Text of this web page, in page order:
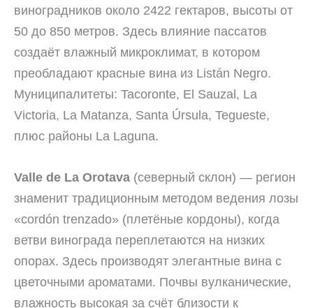
виноградников около 2422 гектаров, высоты от
50 до 850 метров. Здесь влияние пассатов
создаёт влажный микроклимат, в котором
преобладают красные вина из Listán Negro.
Муниципалитеты: Tacoronte, El Sauzal, La
Victoria, La Matanza, Santa Úrsula, Tegueste,
плюс районы La Laguna.
Valle de La Orotava (северный склон) — регион
знаменит традиционным методом ведения лозы
«cordón trenzado» (плетёные кордоны), когда
ветви винограда переплетаются на низких
опорах. Здесь производят элегантные вина с
цветочными ароматами. Почвы вулканические,
влажность высокая за счёт близости к